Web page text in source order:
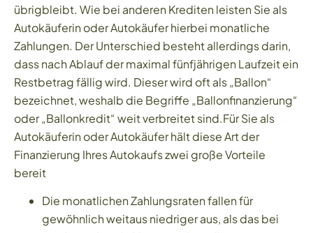
übrigbleibt. Wie bei anderen Krediten leisten Sie als
Autokäuferin oder Autokäufer hierbei monatliche
Zahlungen. Der Unterschied besteht allerdings darin,
dass nach Ablauf der maximal fünfjährigen Laufzeit ein
Restbetrag fällig wird. Dieser wird oft als „Ballon“
bezeichnet, weshalb die Begriffe „Ballonfinanzierung“
oder „Ballonkredit“ weit verbreitet sind.Für Sie als
Autokäuferin oder Autokäufer hält diese Art der
Finanzierung Ihres Autokaufs zwei große Vorteile
bereit
Die monatlichen Zahlungsraten fallen für
gewöhnlich weitaus niedriger aus, als das bei